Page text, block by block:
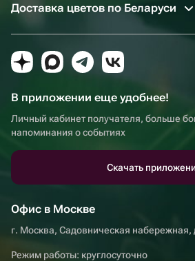
Доставка цветов по Беларуси
В приложении еще удобнее!
Личный кабинет получателя, больше
напоминания о событиях
Скачать
Офис в Москве
г. Москва, Садовническая
Режим работы: круглосуточно